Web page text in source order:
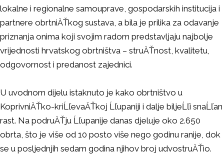
lokalne i regionalne samouprave, gospodarskih institucija i
partnere obrtniÄŤkog sustava, a bila je prilika za odavanje
priznanja onima koji svojim radom predstavljaju najbolje
vrijednosti hrvatskog obrtništva – struÄŤnost, kvalitetu,
odgovornost i predanost zajednici.
U uvodnom dijelu istaknuto je kako obrtništvo u
KoprivniÄŤko-kriĹľevaÄŤkoj Ĺľupaniji i dalje biljeĹľi snaĹľan
rast. Na podruÄŤju Ĺľupanije danas djeluje oko 2.650
obrta, što je više od 10 posto više nego godinu ranije, dok
se u posljednjih sedam godina njihov broj udvostruÄŤio.